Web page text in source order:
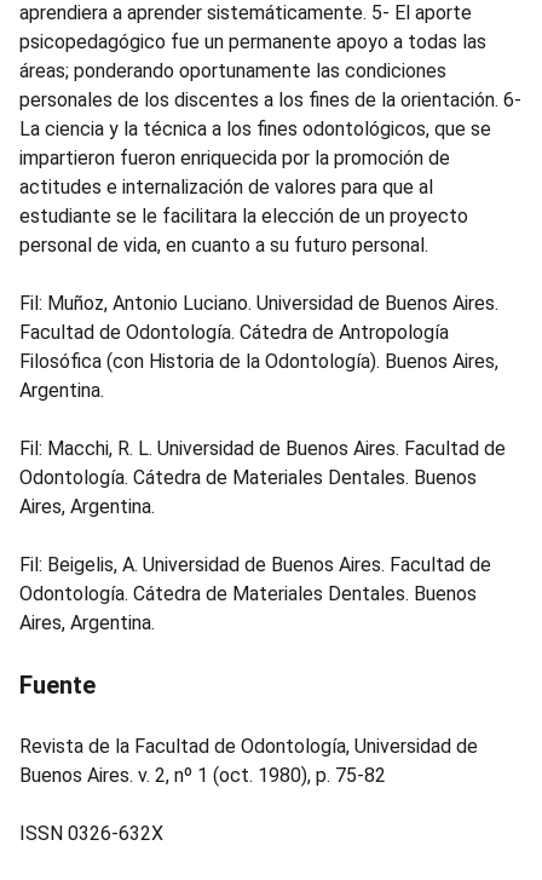
aprendiera a aprender sistemáticamente. 5- El aporte
psicopedagógico fue un permanente apoyo a todas las
áreas; ponderando oportunamente las condiciones
personales de los discentes a los fines de la orientación. 6-
La ciencia y la técnica a los fines odontológicos, que se
impartieron fueron enriquecida por la promoción de
actitudes e internalización de valores para que al
estudiante se le facilitara la elección de un proyecto
personal de vida, en cuanto a su futuro personal.
Fil: Muñoz, Antonio Luciano. Universidad de Buenos Aires.
Facultad de Odontología. Cátedra de Antropología
Filosófica (con Historia de la Odontología). Buenos Aires,
Argentina.
Fil: Macchi, R. L. Universidad de Buenos Aires. Facultad de
Odontología. Cátedra de Materiales Dentales. Buenos
Aires, Argentina.
Fil: Beigelis, A. Universidad de Buenos Aires. Facultad de
Odontología. Cátedra de Materiales Dentales. Buenos
Aires, Argentina.
Fuente
Revista de la Facultad de Odontología, Universidad de
Buenos Aires. v. 2, nº 1 (oct. 1980), p. 75-82
ISSN 0326-632X